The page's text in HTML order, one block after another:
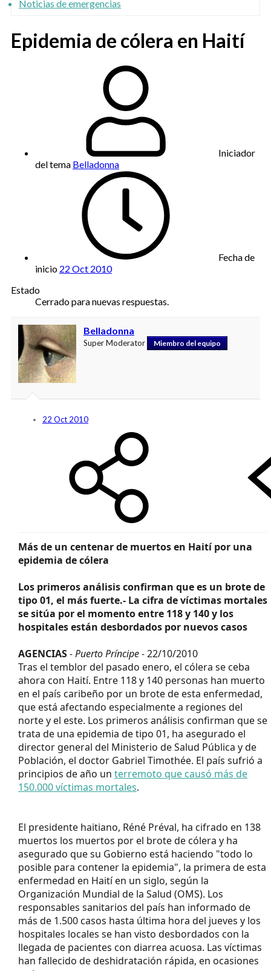
Noticias de emergencias
Epidemia de cólera en Haití
Iniciador
del tema Belladonna
Fecha de
inicio 22 Oct 2010
Estado
Cerrado para nuevas respuestas.
Belladonna
Super Moderator Miembro del equipo
22 Oct 2010
Más de un centenar de muertos en Haití por una
epidemia de cólera
Los primeros análisis confirman que es un brote de
tipo 01, el más fuerte.- La cifra de víctimas mortales
se sitúa por el momento entre 118 y 140 y los
hospitales están desbordados por nuevos casos
AGENCIAS- Puerto Príncipe -22/10/2010
Tras el temblor del pasado enero, el cólera se ceba
ahora con Haití. Entre 118 y 140 personas han muerto
en el país caribeño por un brote de esta enfermedad,
que está afectando especialmente a regiones del
norte y el este. Los primeros análisis confirman que se
trata de una epidemia de tipo 01, ha asegurado el
director general del Ministerio de Salud Pública y de
Población, el doctor Gabriel Timothée. El país sufrió a
principios de año un terremoto que causó más de
150.000 víctimas mortales.
El presidente haitiano, Réné Préval, ha cifrado en 138
muertos los muertos por el brote de cólera y ha
asegurado que su Gobierno está haciendo "todo lo
posible para contener la epidemia", la primera de esta
enfermedad en Haití en un siglo, según la
Organización Mundial de la Salud (OMS). Los
responsables sanitarios del país han informado de
más de 1.500 casos hasta última hora del jueves y los
hospitales locales se han visto desbordados con la
llegada de pacientes con diarrea acuosa. Las víctimas
han fallecido de deshidratación rápida, en ocasiones